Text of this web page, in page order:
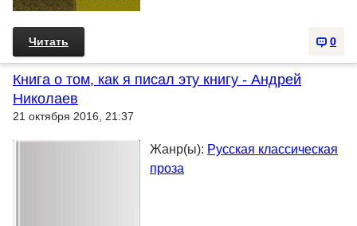
0
Читать
Книга о том, как я писал эту книгу - Андрей
Николаев
21 октября 2016, 21:37
Жанр(ы): Русская классическая
проза